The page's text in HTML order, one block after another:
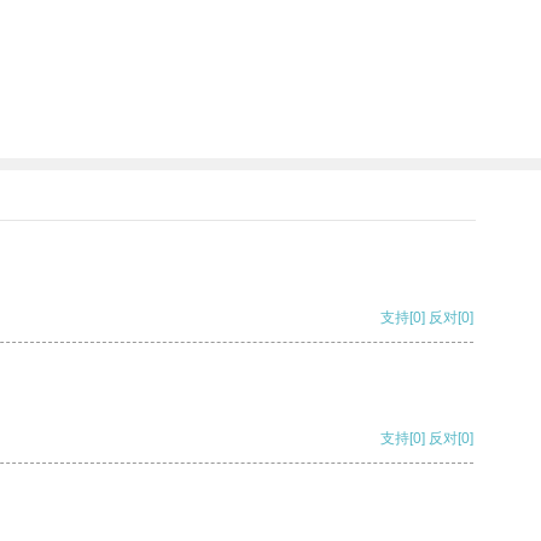
支持[0] 反对[0]
支持[0] 反对[0]